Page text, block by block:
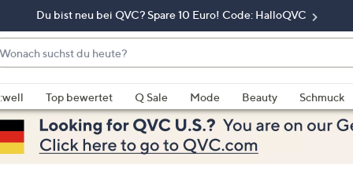
Du bist neu bei QVC? Spare 10 Euro! Code: HalloQVC
Top bewertet Q Sale Mode Beauty Schmuck